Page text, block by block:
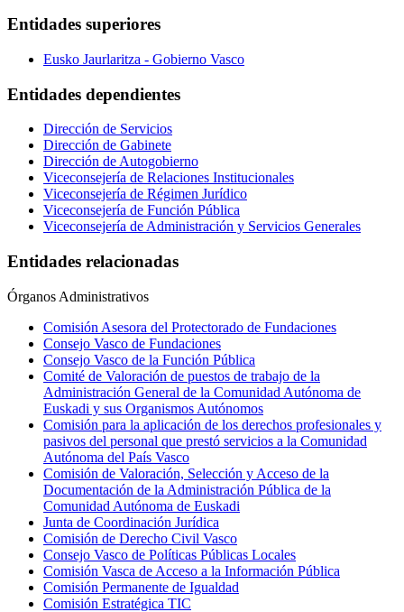
Entidades superiores
Eusko Jaurlaritza - Gobierno Vasco
Entidades dependientes
Dirección de Servicios
Dirección de Gabinete
Dirección de Autogobierno
Viceconsejería de Relaciones Institucionales
Viceconsejería de Régimen Jurídico
Viceconsejería de Función Pública
Viceconsejería de Administración y Servicios Generales
Entidades relacionadas
Órganos Administrativos
Comisión Asesora del Protectorado de Fundaciones
Consejo Vasco de Fundaciones
Consejo Vasco de la Función Pública
Comité de Valoración de puestos de trabajo de la
Administración General de la Comunidad Autónoma de
Euskadi y sus Organismos Autónomos
Comisión para la aplicación de los derechos profesionales y
pasivos del personal que prestó servicios a la Comunidad
Autónoma del País Vasco
Comisión de Valoración, Selección y Acceso de la
Documentación de la Administración Pública de la
Comunidad Autónoma de Euskadi
Junta de Coordinación Jurídica
Comisión de Derecho Civil Vasco
Consejo Vasco de Políticas Públicas Locales
Comisión Vasca de Acceso a la Información Pública
Comisión Permanente de Igualdad
Comisión Estratégica TIC